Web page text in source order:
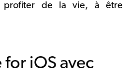
profiter de la vie, à être
for iOS avec